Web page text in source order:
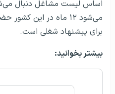
اساس لیست مشاغل دنبال
می‌شود ۱۲ ماه در این
برای پیشنهاد شغلی است.
بیشتر بخوانید: